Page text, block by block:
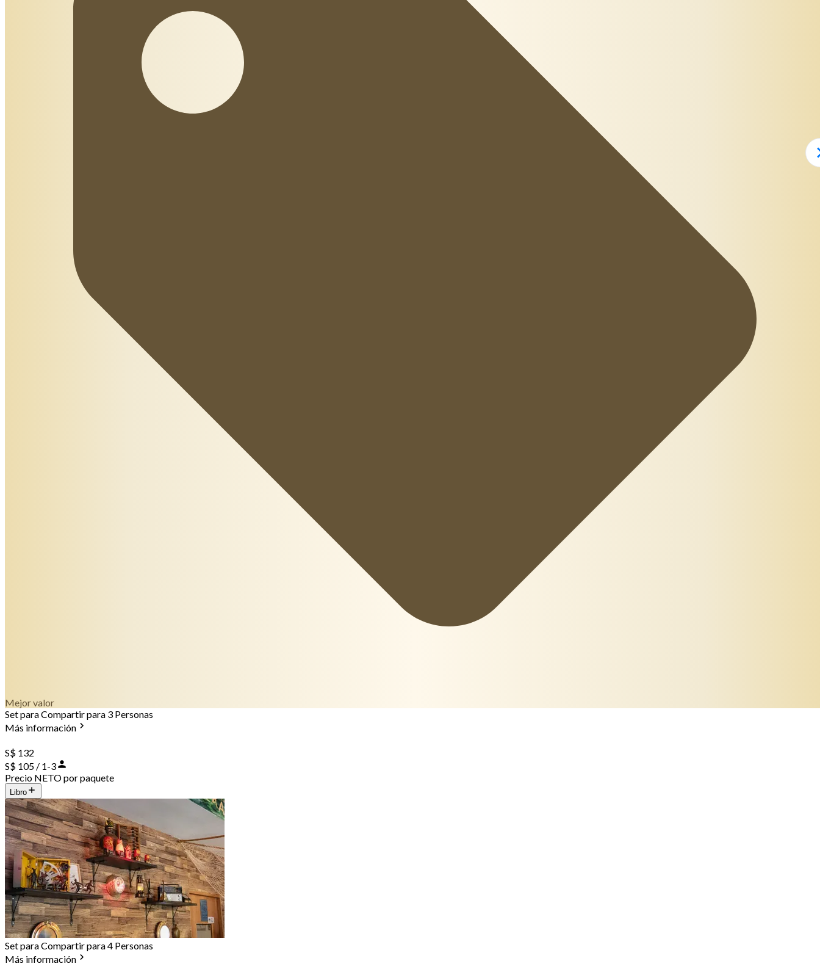
Mejor valor
Set para Compartir para 3 Personas
Más información
S$ 132
S$ 105 / 1-3
Precio NETO por paquete
Libro
Set para Compartir para 4 Personas
Más información